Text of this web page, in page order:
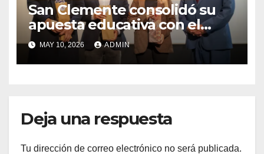
San Clemente consolidó su
apuesta educativa con el
lanzamiento del
Preuniversitario Brotes 2026
MAY 10, 2026 ADMIN
Deja una respuesta
Tu dirección de correo electrónico no será publicada.